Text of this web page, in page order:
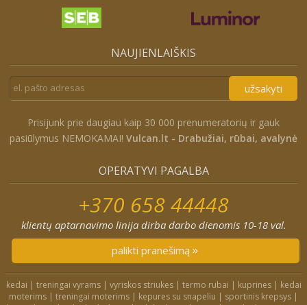
NAUJIENLAIŠKIS
užsakyti
Prisijunk prie daugiau kaip 30 000 prenumeratorių ir gauk
pasiūlymus NEMOKAMAI! Vulcan.lt - Drabužiai, rūbai, avalynė
OPERATYVI PAGALBA
+370 658 44448
klientų aptarnavimo linija dirba darbo dienomis 10-18 val.
palikti pranešimą
kedai | treningai vyrams| vyriskos striukes| termo rubai | kuprines| kedai
moterims | treningai moterims | kepures su snapeliu | sportinis krepsys |